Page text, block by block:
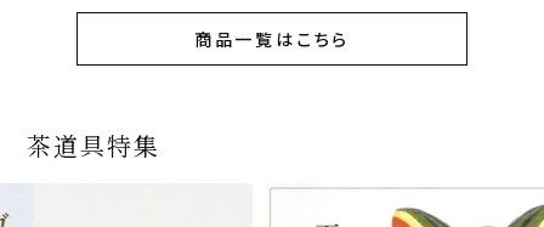
商品一覧はこちら
茶道具特集